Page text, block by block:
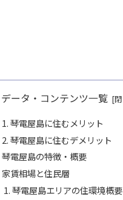
データ・コンテンツ一覧
琴電屋島に住むメリット
琴電屋島に住むデメリット
琴電屋島の特徴・概要
家賃相場と住民層
琴電屋島エリアの住環境概要